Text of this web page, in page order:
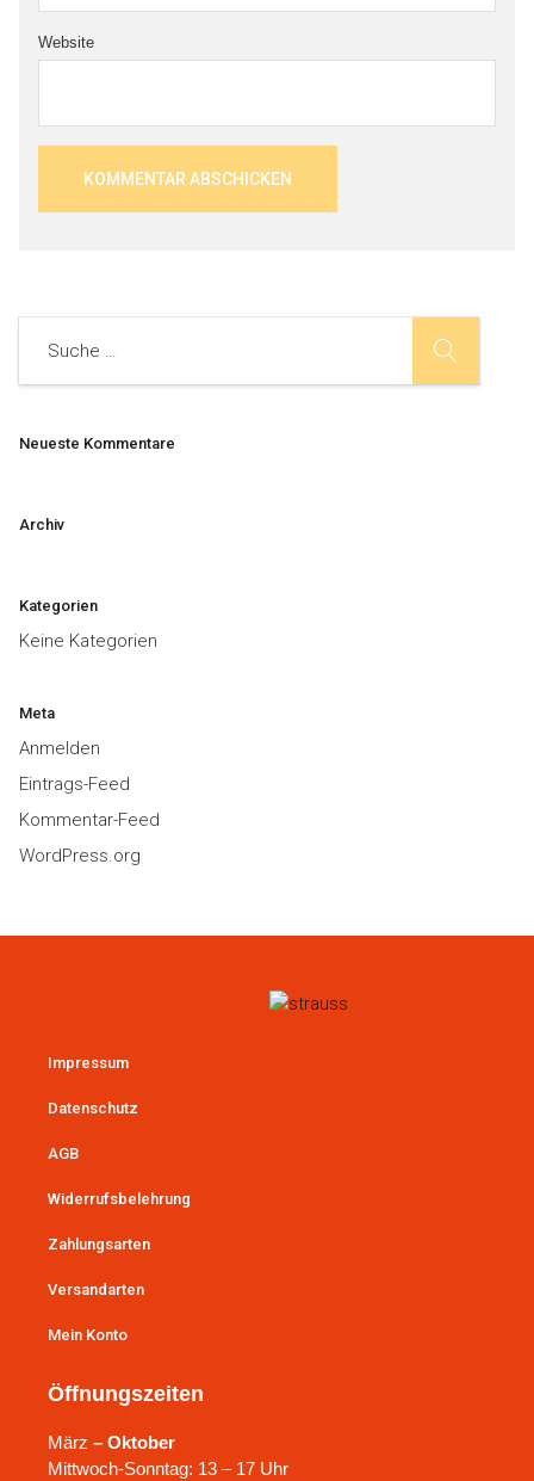
Website
Neueste Kommentare
Archiv
Kategorien
Keine Kategorien
Meta
Anmelden
Eintrags-Feed
Kommentar-Feed
WordPress.org
Öffnungszeiten
März – Oktober
Mittwoch-Sonntag: 13 – 17 Uhr
Impressum
Datenschutz
AGB
Widerrufsbelehrung
Zahlungsarten
Versandarten
Mein Konto